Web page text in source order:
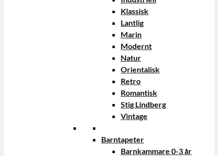
Klassisk
Lantlig
Marin
Modernt
Natur
Orientalisk
Retro
Romantisk
Stig Lindberg
Vintage
Barntapeter
Barnkammare 0-3 år